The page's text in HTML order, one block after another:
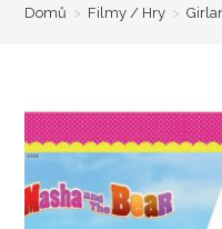
Domů > Filmy / Hry >